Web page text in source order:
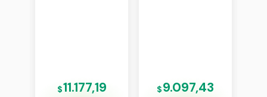
$11.177,19 $9.097,43